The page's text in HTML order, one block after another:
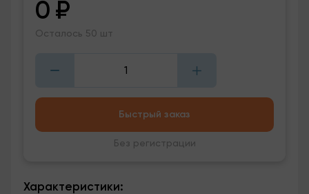
0 ₽
Осталось 50 шт
Быстрый заказ
Без регистрации
Характеристики: